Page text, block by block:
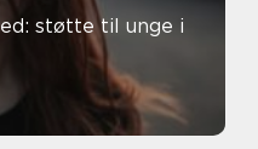
støtte til unge i